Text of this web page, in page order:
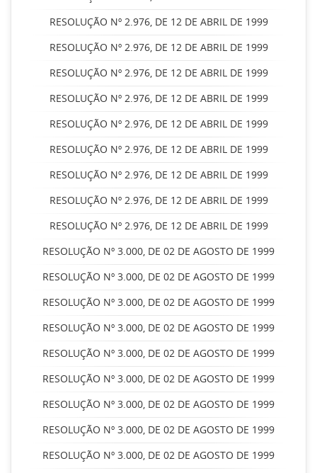
RESOLUÇÃO Nº 2.976, DE 12 DE ABRIL DE 1999
RESOLUÇÃO Nº 2.976, DE 12 DE ABRIL DE 1999
RESOLUÇÃO Nº 2.976, DE 12 DE ABRIL DE 1999
RESOLUÇÃO Nº 2.976, DE 12 DE ABRIL DE 1999
RESOLUÇÃO Nº 2.976, DE 12 DE ABRIL DE 1999
RESOLUÇÃO Nº 2.976, DE 12 DE ABRIL DE 1999
RESOLUÇÃO Nº 2.976, DE 12 DE ABRIL DE 1999
RESOLUÇÃO Nº 2.976, DE 12 DE ABRIL DE 1999
RESOLUÇÃO Nº 2.976, DE 12 DE ABRIL DE 1999
RESOLUÇÃO Nº 3.000, DE 02 DE AGOSTO DE 1999
RESOLUÇÃO Nº 3.000, DE 02 DE AGOSTO DE 1999
RESOLUÇÃO Nº 3.000, DE 02 DE AGOSTO DE 1999
RESOLUÇÃO Nº 3.000, DE 02 DE AGOSTO DE 1999
RESOLUÇÃO Nº 3.000, DE 02 DE AGOSTO DE 1999
RESOLUÇÃO Nº 3.000, DE 02 DE AGOSTO DE 1999
RESOLUÇÃO Nº 3.000, DE 02 DE AGOSTO DE 1999
RESOLUÇÃO Nº 3.000, DE 02 DE AGOSTO DE 1999
RESOLUÇÃO Nº 3.000, DE 02 DE AGOSTO DE 1999